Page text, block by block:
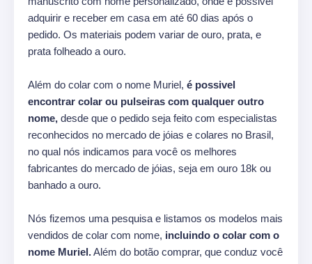
adquirir e receber em casa em até 60 dias após o
pedido. Os materiais podem variar de ouro, prata, e
prata folheado a ouro.
Além do colar com o nome Muriel, é possivel
encontrar colar ou pulseiras com qualquer outro
nome, desde que o pedido seja feito com especialistas
reconhecidos no mercado de jóias e colares no Brasil,
no qual nós indicamos para você os melhores
fabricantes do mercado de jóias, seja em ouro 18k ou
banhado a ouro.
Nós fizemos uma pesquisa e listamos os modelos mais
vendidos de colar com nome, incluindo o colar com o
nome Muriel.Além do botão comprar, que conduz você